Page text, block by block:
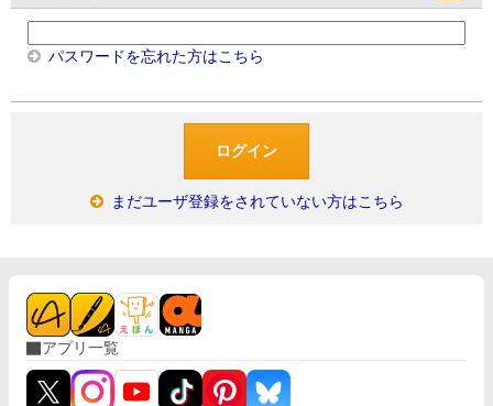
パスワードを忘れた方はこちら
まだユーザ登録をされていない方はこちら
アプリ一覧